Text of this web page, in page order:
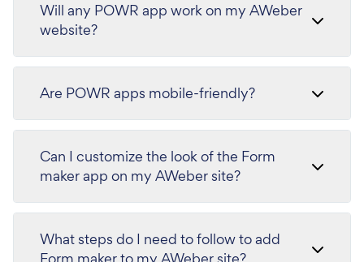
Will any POWR app work on my AWeber
website?
Are POWR apps mobile-friendly?
Can I customize the look of the Form
maker app on my AWeber site?
What steps do I need to follow to add